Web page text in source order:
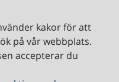
kakor för att
på vår webbplats.
accepterar du